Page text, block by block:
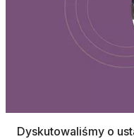
Dyskutowaliśmy o